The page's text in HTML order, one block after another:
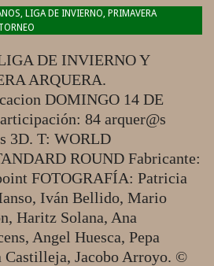
, LIGA DE INVIERNO, PRIMAVERA
DE INVIERNO Y
ARQUERA.
DOMINGO 14 DE
84 arquer@s
3D. T: WORLD
ROUND Fabricante:
FOTOGRAFÍA: Patricia
Iván Bellido, Mario
Haritz Solana, Ana
Angel Huesca, Pepa
Castilleja, Jacobo Arroyo. ©